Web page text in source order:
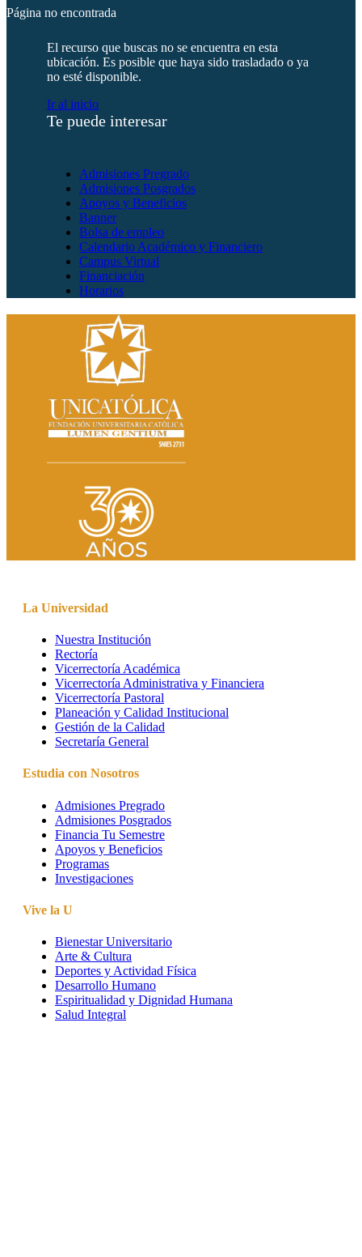
Página no encontrada
El recurso que buscas no se encuentra en esta
ubicación. Es posible que haya sido trasladado o ya
no esté disponible.
Ir al inicio
Te puede interesar
Admisiones Pregrado
Admisiones Posgrados
Apoyos y Beneficios
Banner
Bolsa de empleo
Calendario Académico y Financiero
Campus Virtual
Financiación
Horarios
La Universidad
Nuestra Institución
Rectoría
Vicerrectoría Académica
Vicerrectoría Administrativa y Financiera
Vicerrectoría Pastoral
Planeación y Calidad Institucional
Gestión de la Calidad
Secretaría General
Estudia con Nosotros
Admisiones Pregrado
Admisiones Posgrados
Financia Tu Semestre
Apoyos y Beneficios
Programas
Investigaciones
Vive la U
Bienestar Universitario
Arte & Cultura
Deportes y Actividad Física
Desarrollo Humano
Espiritualidad y Dignidad Humana
Salud Integral